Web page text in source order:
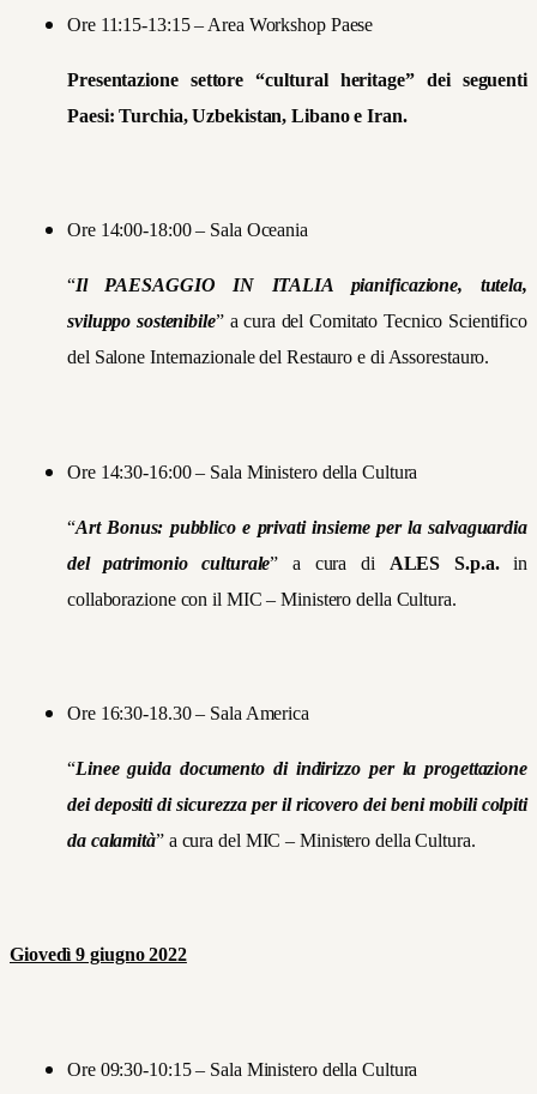
Ore 11:15-13:15 – Area Workshop Paese
Presentazione settore “cultural heritage” dei seguenti
Paesi: Turchia, Uzbekistan, Libano e Iran.
Ore 14:00-18:00 – Sala Oceania
“Il PAESAGGIO IN ITALIA pianificazione, tutela,
sviluppo sostenibile” a cura del Comitato Tecnico Scientifico
del Salone Internazionale del Restauro e di Assorestauro.
Ore 14:30-16:00 – Sala Ministero della Cultura
“Art Bonus: pubblico e privati insieme per la salvaguardia
del patrimonio culturale” a cura di ALES S.p.a.in
collaborazione con il MIC – Ministero della Cultura.
Ore 16:30-18.30 – Sala America
“Linee guida documento di indirizzo per la progettazione
dei depositi di sicurezza per il ricovero dei beni mobili colpiti
da calamità” a cura del MIC – Ministero della Cultura.
Giovedì 9 giugno 2022
Ore 09:30-10:15 – Sala Ministero della Cultura